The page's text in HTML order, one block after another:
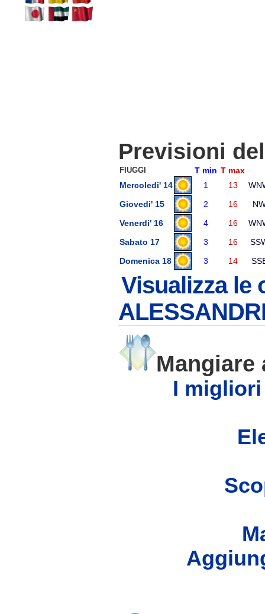
Previsioni
FIUGGI T min T max
Mercoledi' 14
1 13
Giovedi' 15
2 16
Venerdi' 16
4 16
Sabato 17
3 16
Domenica 18
3 14
Visualizza le
Mangiare
I